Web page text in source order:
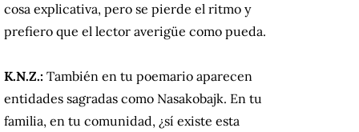
cosa explicativa, pero se pierde el ritmo y
prefiero que el lector averigüe como pueda.
K.N.Z.: También en tu poemario aparecen
entidades sagradas como Nasakobajk. En tu
familia, en tu comunidad, ¿sí existe esta